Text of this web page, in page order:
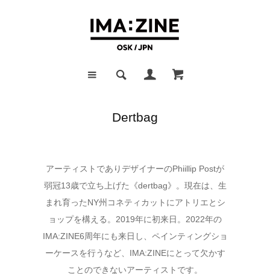
Dertbag
アーティストでありデザイナーのPhiillip Postが
弱冠13歳で立ち上げた《dertbag》。現在は、生
まれ育ったNY州コネティカットにアトリエとシ
ョップを構える。2019年に初来日。2022年の
IMA:ZINE6周年にも来日し、ペインティングショ
ーケースを行うなど、IMA:ZINEにとって欠かす
ことのできないアーティストです。